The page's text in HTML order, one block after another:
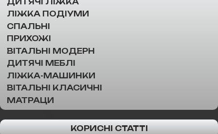
ЛІЖКА ПОДІУМИ
СПАЛЬНІ
ПРИХОЖІ
ВІТАЛЬНІ МОДЕРН
ДИТЯЧІ МЕБЛІ
ЛІЖКА-МАШИНКИ
ВІТАЛЬНІ КЛАСИЧНІ
МАТРАЦИ
КОРИСНІ СТАТТІ